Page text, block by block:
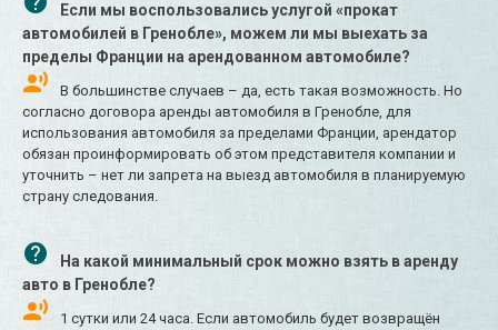
Если мы воспользовались услугой «прокат
автомобилей в Гренобле», можем ли мы выехать за
пределы Франции на арендованном автомобиле?
В большинстве случаев – да, есть такая возможность. Но
согласно договора аренды автомобиля в Гренобле, для
использования автомобиля за пределами Франции, арендатор
обязан проинформировать об этом представителя компании и
уточнить – нет ли запрета на выезд автомобиля в планируемую
страну следования.
На какой минимальный срок можно взять в аренду
авто в Гренобле?
1 сутки или 24 часа. Если автомобиль будет возвращён